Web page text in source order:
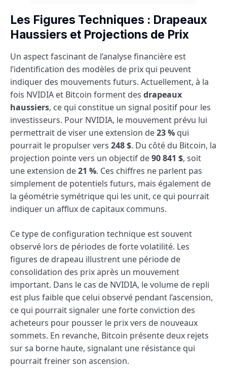
Les Figures Techniques : Drapeaux
Haussiers et Projections de Prix
Un aspect fascinant de l’analyse financière est
l’identification des modèles de prix qui peuvent
indiquer des mouvements futurs. Actuellement, à la
fois NVIDIA et Bitcoin forment des drapeaux
haussiers, ce qui constitue un signal positif pour les
investisseurs. Pour NVIDIA, le mouvement prévu lui
permettrait de viser une extension de23 % qui
pourrait le propulser vers 248 $. Du côté du Bitcoin, la
projection pointe vers un objectif de90 841 $, soit
une extension de21 %. Ces chiffres ne parlent pas
simplement de potentiels futurs, mais également de
la géométrie symétrique qui les unit, ce qui pourrait
indiquer un afflux de capitaux communs.
Ce type de configuration technique est souvent
observé lors de périodes de forte volatilité. Les
figures de drapeau illustrent une période de
consolidation des prix après un mouvement
important. Dans le cas de NVIDIA, le volume de repli
est plus faible que celui observé pendant l’ascension,
ce qui pourrait signaler une forte conviction des
acheteurs pour pousser le prix vers de nouveaux
sommets. En revanche, Bitcoin présente deux rejets
sur sa borne haute, signalant une résistance qui
pourrait freiner son ascension.